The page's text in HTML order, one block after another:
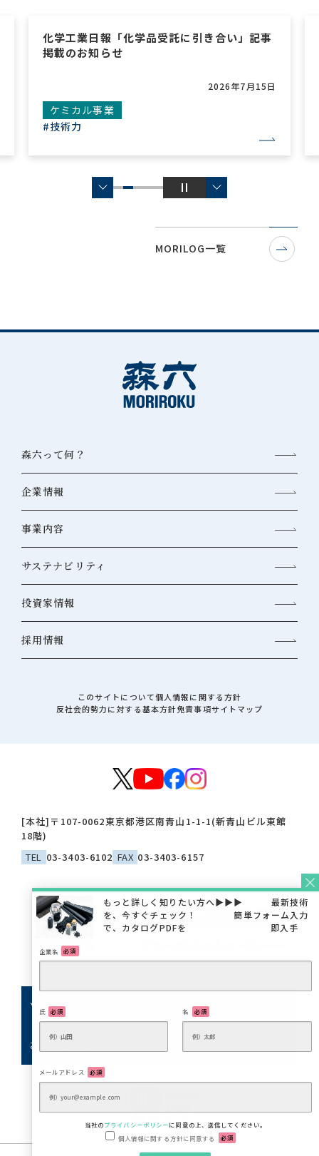
企業名 必須
氏 必須 名 必須
メールアドレス 必須
当社のプライバシーポリシーに同意の上、送信してください。
個人情報に関する方針に同意する
必須
い」記事
化学工業日報「森六 医薬・中間体向け原
拡販」記事掲載のお知らせ
2026年7月
ケミカル事業
MORILOG一覧
[本社] 〒107-0062東京都港区南青山1-1-1(新青山ビル東館
18階)
TEL
03-3403-6102 FAX 03-3403-6157
ソーシャルメディア一覧
お問い合わせ一覧
森六って何？
企業情報
事業内容
サステナビリティ
投資家情報
採用情報
このサイトについて個人情報に関する方針
反社会的勢力に対する基本方針免責事項サイトマップ